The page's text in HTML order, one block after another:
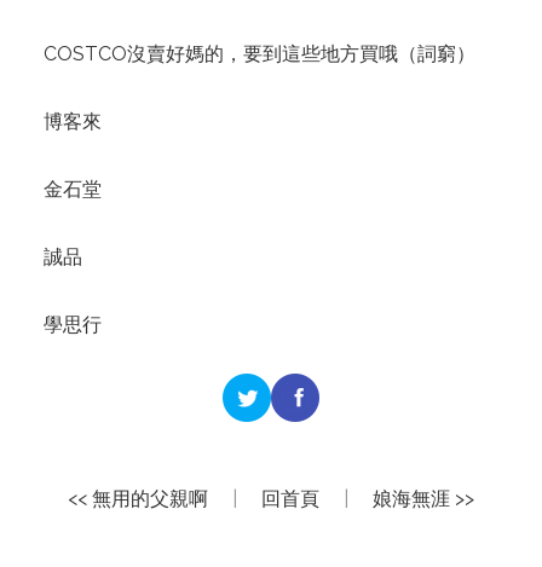
COSTCO沒賣好媽的，要到這些地方買哦（詞窮）
博客來
金石堂
誠品
學思行
<< 無用的父親啊 回首頁 娘海無涯 >>